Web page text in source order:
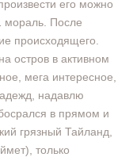
его можно
мораль. После
происходящего.
остров в активном
мега интересное,
надавлю
в прямом и
грязный Тайланд,
только